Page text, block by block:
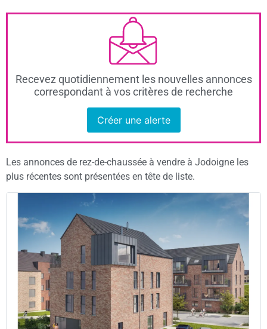
Recevez quotidiennement les nouvelles annonces
correspondant à vos critères de recherche
Créer une alerte
Les annonces de rez-de-chaussée à vendre à Jodoigne les
plus récentes sont présentées en tête de liste.